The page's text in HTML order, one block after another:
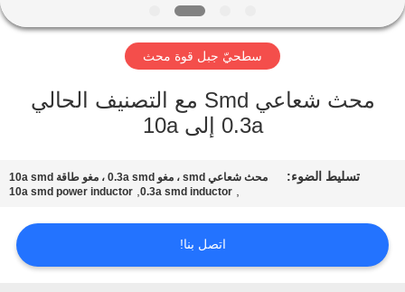
معلومات
عنا
جولة
الجودة
سطحيّ جبل قوة محث
محث شعاعي Smd مع التصنيف الحالي
0.3a إلى 10a
تسليط الضوء: محث شعاعي smd ، مغو 0.3a smd ، مغو طاقة 10a smd
,
0.3a smd inductor
,
10a smd power inductor
اتصل بنا!